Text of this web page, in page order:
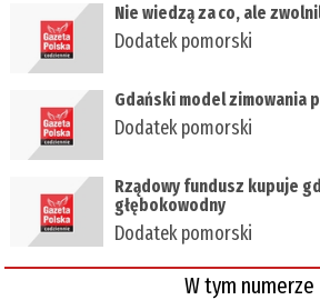
​Nie wiedzą za co, ale
Dodatek pomorski
​Gdański model zimowania
Dodatek pomorski
Rządowy fundusz kupuje
głębokowodny
Dodatek pomorski
W tym numerze